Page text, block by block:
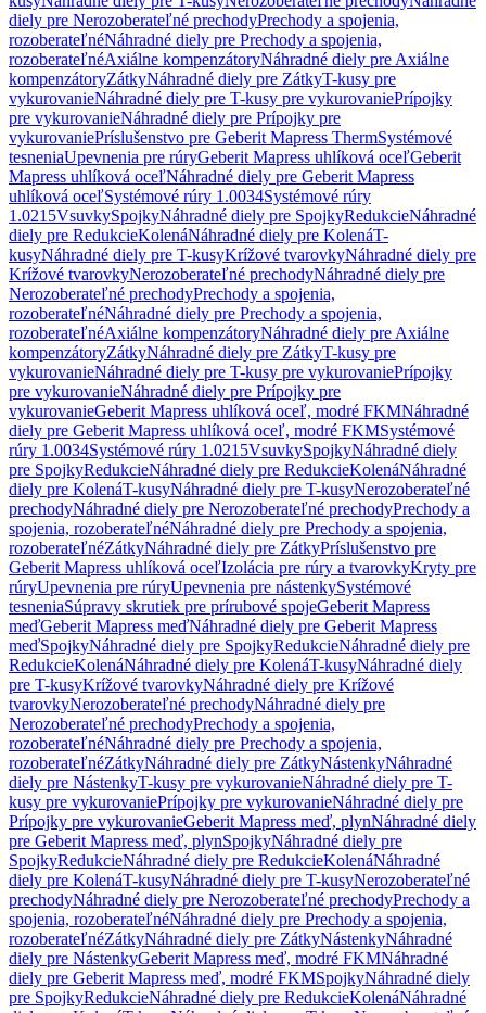
diely pre Nerozoberateľné prechodyPrechody a spojenia,
rozoberateľnéNáhradné diely pre Prechody a spojenia,
rozoberateľnéAxiálne kompenzátoryNáhradné diely pre Axiálne
kompenzátoryZátkyNáhradné diely pre ZátkyT-kusy pre
vykurovanieNáhradné diely pre T-kusy pre vykurovaniePrípojky
pre vykurovanieNáhradné diely pre Prípojky pre
vykurovaniePríslušenstvo pre Geberit Mapress ThermSystémové
tesneniaUpevnenia pre rúryGeberit Mapress uhlíková oceľGeberit
Mapress uhlíková oceľNáhradné diely pre Geberit Mapress
uhlíková oceľSystémové rúry 1.0034Systémové rúry
1.0215VsuvkySpojkyNáhradné diely pre SpojkyRedukcieNáhradné
diely pre RedukcieKolenáNáhradné diely pre KolenáT-
kusyNáhradné diely pre T-kusyKrížové tvarovkyNáhradné diely pre
Krížové tvarovkyNerozoberateľné prechodyNáhradné diely pre
Nerozoberateľné prechodyPrechody a spojenia,
rozoberateľnéNáhradné diely pre Prechody a spojenia,
rozoberateľnéAxiálne kompenzátoryNáhradné diely pre Axiálne
kompenzátoryZátkyNáhradné diely pre ZátkyT-kusy pre
vykurovanieNáhradné diely pre T-kusy pre vykurovaniePrípojky
pre vykurovanieNáhradné diely pre Prípojky pre
vykurovanieGeberit Mapress uhlíková oceľ, modré FKMNáhradné
diely pre Geberit Mapress uhlíková oceľ, modré FKMSystémové
rúry 1.0034Systémové rúry 1.0215VsuvkySpojkyNáhradné diely
pre SpojkyRedukcieNáhradné diely pre RedukcieKolenáNáhradné
diely pre KolenáT-kusyNáhradné diely pre T-kusyNerozoberateľné
prechodyNáhradné diely pre Nerozoberateľné prechodyPrechody a
spojenia, rozoberateľnéNáhradné diely pre Prechody a spojenia,
rozoberateľnéZátkyNáhradné diely pre ZátkyPríslušenstvo pre
Geberit Mapress uhlíková oceľIzolácia pre rúry a tvarovkyKryty pre
rúryUpevnenia pre rúryUpevnenia pre nástenkySystémové
tesneniaSúpravy skrutiek pre prírubové spojeGeberit Mapress
meďGeberit Mapress meďNáhradné diely pre Geberit Mapress
meďSpojkyNáhradné diely pre SpojkyRedukcieNáhradné diely pre
RedukcieKolenáNáhradné diely pre KolenáT-kusyNáhradné diely
pre T-kusyKrížové tvarovkyNáhradné diely pre Krížové
tvarovkyNerozoberateľné prechodyNáhradné diely pre
Nerozoberateľné prechodyPrechody a spojenia,
rozoberateľnéNáhradné diely pre Prechody a spojenia,
rozoberateľnéZátkyNáhradné diely pre ZátkyNástenkyNáhradné
diely pre NástenkyT-kusy pre vykurovanieNáhradné diely pre T-
kusy pre vykurovaniePrípojky pre vykurovanieNáhradné diely pre
Prípojky pre vykurovanieGeberit Mapress meď, plynNáhradné diely
pre Geberit Mapress meď, plynSpojkyNáhradné diely pre
SpojkyRedukcieNáhradné diely pre RedukcieKolenáNáhradné
diely pre KolenáT-kusyNáhradné diely pre T-kusyNerozoberateľné
prechodyNáhradné diely pre Nerozoberateľné prechodyPrechody a
spojenia, rozoberateľnéNáhradné diely pre Prechody a spojenia,
rozoberateľnéZátkyNáhradné diely pre ZátkyNástenkyNáhradné
diely pre NástenkyGeberit Mapress meď, modré FKMNáhradné
diely pre Geberit Mapress meď, modré FKMSpojkyNáhradné diely
pre SpojkyRedukcieNáhradné diely pre RedukcieKolenáNáhradné